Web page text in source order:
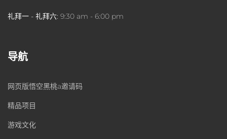
礼拜一 - 礼拜六: 9:30 am - 6:00 pm
导航
网页版悟空黑桃a邀请码
精品项目
游戏文化